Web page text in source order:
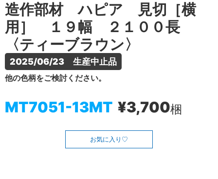
造作部材 ハピア 見切［横
用］ １９幅 ２１００長
〈ティーブラウン〉
2025/06/23　生産中止品
他の色柄をご検討ください。
MT7051-13MT ¥3,700梱
お気に入り